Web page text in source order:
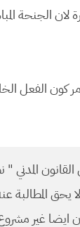
لان الجنحة
كون الفعل
63 من القانون
يحق المطالبة
كان ايضا غير